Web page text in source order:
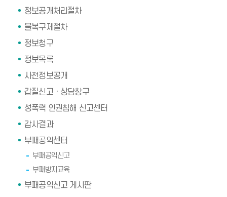
정보공개처리절차
불복구제절차
정보청구
정보목록
사전정보공개
갑질신고ㆍ상담창구
성폭력 인권침해 신고센터
감사결과
부패공익센터
부패공익신고
부패방지교육
부패공익신고 게시판